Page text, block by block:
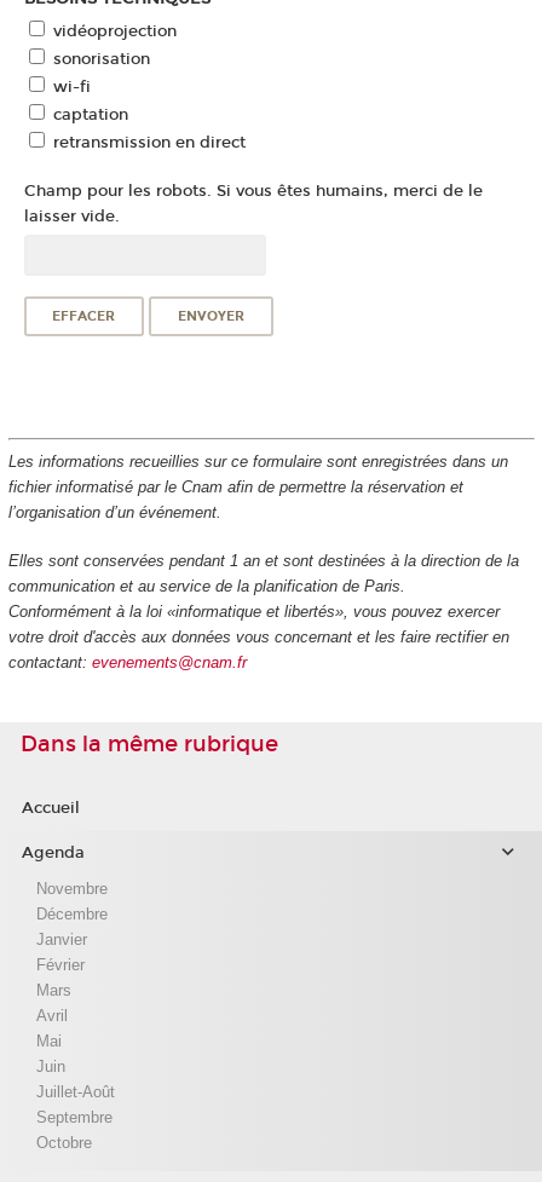
vidéoprojection
sonorisation
wi-fi
captation
retransmission en direct
Champ pour les robots. Si vous êtes humains, merci de le
laisser vide.
Les informations recueillies sur ce formulaire sont enregistrées dans un
fichier informatisé par le Cnam afin de permettre la réservation et
l’organisation d’un événement.
Elles sont conservées pendant 1 an et sont destinées à la direction de la
communication et au service de la planification de Paris.
Conformément à la loi «informatique et libertés», vous pouvez exercer
votre droit d'accès aux données vous concernant et les faire rectifier en
contactant: evenements@cnam.fr
Dans la même rubrique
Accueil
Agenda
Novembre
Décembre
Janvier
Février
Mars
Avril
Mai
Juin
Juillet-Août
Septembre
Octobre